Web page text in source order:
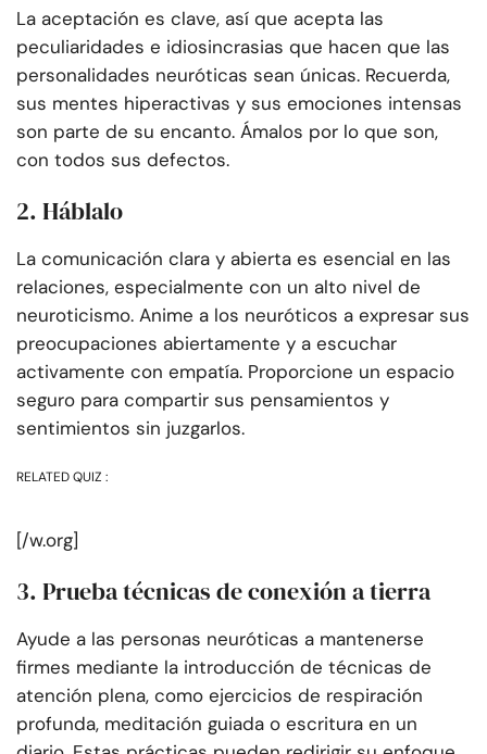
La aceptación es clave, así que acepta las
peculiaridades e idiosincrasias que hacen que las
personalidades neuróticas sean únicas. Recuerda,
sus mentes hiperactivas y sus emociones intensas
son parte de su encanto. Ámalos por lo que son,
con todos sus defectos.
2. Háblalo
La comunicación clara y abierta es esencial en las
relaciones, especialmente con un alto nivel de
neuroticismo. Anime a los neuróticos a expresar sus
preocupaciones abiertamente y a escuchar
activamente con empatía. Proporcione un espacio
seguro para compartir sus pensamientos y
sentimientos sin juzgarlos.
RELATED QUIZ :
[/w.org]
3. Prueba técnicas de conexión a tierra
Ayude a las personas neuróticas a mantenerse
firmes mediante la introducción de técnicas de
atención plena, como ejercicios de respiración
profunda, meditación guiada o escritura en un